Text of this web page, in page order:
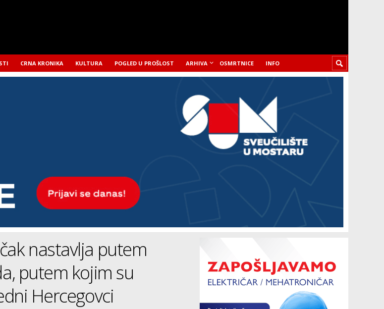
CRNA KRONIKA KULTURA POGLED U PROŠLOST ARHIVA OSMRTNICE INFO
nastavlja putem
putem kojim su
Hercegovci